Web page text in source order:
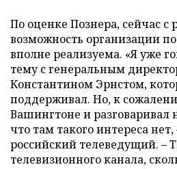
По оценке Познера, сейчас с
возможность организации
вполне реализуема. «Я уже
тему с генеральным
Константином Эрнстом,
поддерживал. Но, к
Вашингтоне и разговаривал
что там такого интереса
российский телеведущий. –
телевизионного канала,